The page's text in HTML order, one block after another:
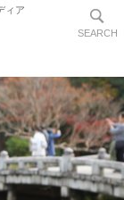
ィア
SEARCH